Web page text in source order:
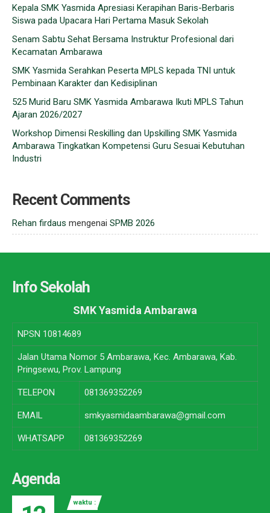
Kepala SMK Yasmida Apresiasi Kerapihan Baris-Berbaris
Siswa pada Upacara Hari Pertama Masuk Sekolah
Senam Sabtu Sehat Bersama Instruktur Profesional dari
Kecamatan Ambarawa
SMK Yasmida Serahkan Peserta MPLS kepada TNI untuk
Pembinaan Karakter dan Kedisiplinan
525 Murid Baru SMK Yasmida Ambarawa Ikuti MPLS Tahun
Ajaran 2026/2027
Workshop Dimensi Reskilling dan Upskilling SMK Yasmida
Ambarawa Tingkatkan Kompetensi Guru Sesuai Kebutuhan
Industri
Recent Comments
Rehan firdaus mengenai SPMB 2026
Info Sekolah
SMK Yasmida Ambarawa
NPSN 10814689
Jalan Utama Nomor 5 Ambarawa, Kec. Ambarawa, Kab.
Pringsewu, Prov. Lampung
TELEPON 081369352269
EMAIL smkyasmidaambarawa@gmail.com
WHATSAPP 081369352269
Agenda
waktu :